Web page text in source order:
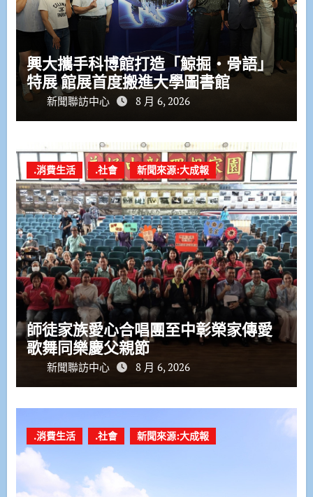
興大攜手科博館打造「鯨掘・骨語」
特展 館展首度搬進大學圖書館
新聞聯訪中心 8 月 6, 2026
.消費生活 .社會 新聞來源:大成報
師徒家族愛心合唱團至中彰榮家傳愛
歌舞同樂慶父親節
新聞聯訪中心 8 月 6, 2026
.消費生活 .社會 新聞來源:大成報